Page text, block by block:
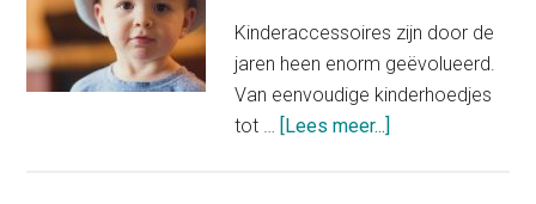
product
Kinderaccessoires zijn door de
jaren heen enorm geëvolueerd.
Van eenvoudige kinderhoedjes
tot … [Lees meer...]